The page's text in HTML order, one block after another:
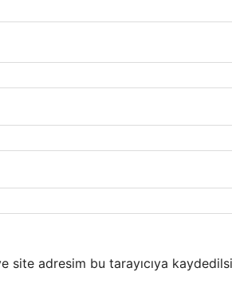
site adresim bu tarayıcıya